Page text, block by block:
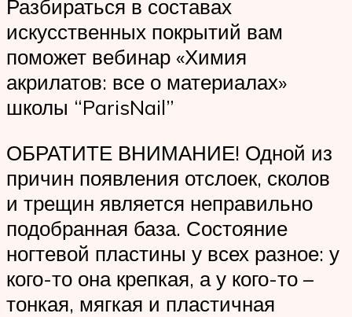
Разбираться в составах
искусственных покрытий вам
поможет вебинар «Химия
акрилатов: все о материалах»
школы “ParisNail”
ОБРАТИТЕ ВНИМАНИЕ! Одной из
причин появления отслоек, сколов
и трещин является неправильно
подобранная база. Состояние
ногтевой пластины у всех разное: у
кого-то она крепкая, а у кого-то –
тонкая, мягкая и пластичная